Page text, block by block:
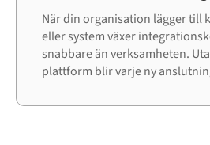
När din organisation lägger till
eller system växer
snabbare än verksamheten.
plattform blir varje ny